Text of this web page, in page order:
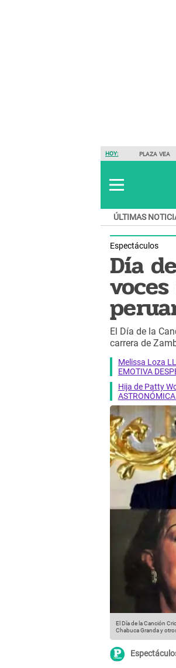
HOY: PLAZA VEA
ÚLTIMAS
Espectáculos
Día
El Día de la
carrera de
Melissa Loza
EMOTIVA
Hija de Patty
El Día de la Canción
Chabuca Granda y